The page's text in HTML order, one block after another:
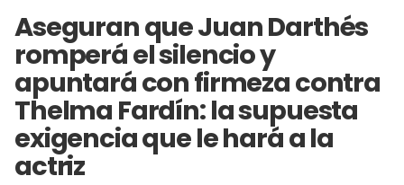
Aseguran que Juan Darthés
romperá el silencio y
apuntará con firmeza contra
Thelma Fardín: la supuesta
exigencia que le hará a la
actriz